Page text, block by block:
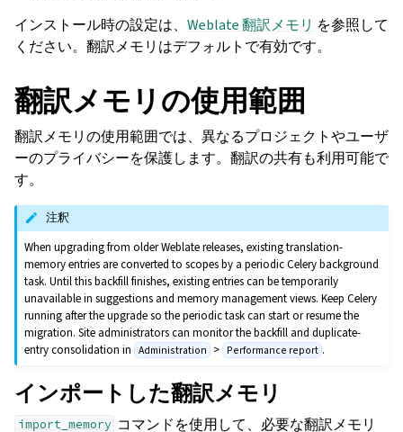
インストール時の設定は、 Weblate 翻訳メモリ を参照して
ください。翻訳メモリはデフォルトで有効です。
翻訳メモリの使用範囲
翻訳メモリの使用範囲では、異なるプロジェクトやユーザ
ーのプライバシーを保護します。翻訳の共有も利用可能で
す。
注釈
When upgrading from older Weblate releases, existing translation-
memory entries are converted to scopes by a periodic Celery background
task. Until this backfill finishes, existing entries can be temporarily
unavailable in suggestions and memory management views. Keep Celery
running after the upgrade so the periodic task can start or resume the
migration. Site administrators can monitor the backfill and duplicate-
entry consolidation in Administration > Performance report .
インポートした翻訳メモリ
import_memory コマンドを使用して、必要な翻訳メモリ